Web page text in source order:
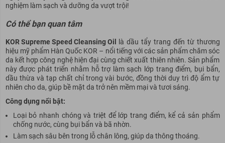
nghiệm làm sạch và dưỡng da vượt trội!
Có thể bạn quan tâm
KOR Supreme Speed Cleansing Oil
là dầu tẩy trang đến từ thương
hiệu mỹ phẩm Hàn Quốc KOR – nổi tiếng với các sản phẩm chăm sóc
da kết hợp công nghệ hiện đại cùng chiết xuất thiên nhiên. Sản phẩm
này được phát triển nhằm hỗ trợ làm sạch lớp trang điểm, bụi bẩn,
dầu thừa và tạp chất chỉ trong vài bước, đồng thời duy trì độ ẩm tự
nhiên cho da, giúp bề mặt da trở nên mềm mại và tươi sáng.
Công dụng nổi bật:
Loại bỏ nhanh chóng và triệt để lớp trang điểm, kể cả sản phẩm
chống nước, cùng bụi bẩn và bã nhờn.
Làm sạch sâu bên trong lỗ chân lông, giúp da thông thoáng.